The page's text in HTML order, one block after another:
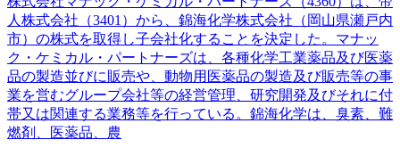
人株式会社（3401）から、錦海化学株式会社（岡山県瀬戸内
市）の株式を取得し子会社化することを決定した。マナッ
ク・ケミカル・パートナーズは、各種化学工業薬品及び医薬
品の製造並びに販売や、動物用医薬品の製造及び販売等の事
業を営むグループ会社等の経営管理、研究開発及びそれに付
帯又は関連する業務等を行っている。錦海化学は、臭素、難
燃剤、医薬品、農